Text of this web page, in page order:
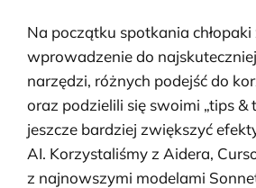
Na początku spotkania
wprowadzenie do
narzędzi, różnych podejść do
oraz podzielili się swoimi „tips &
jeszcze bardziej zwiększyć
AI. Korzystaliśmy z Aidera,
z najnowszymi modelami